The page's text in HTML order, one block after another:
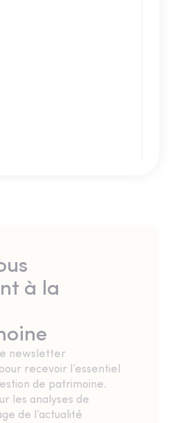
à la
newsletter
recevoir l’essentiel
de patrimoine.
les analyses de
de l’actualité